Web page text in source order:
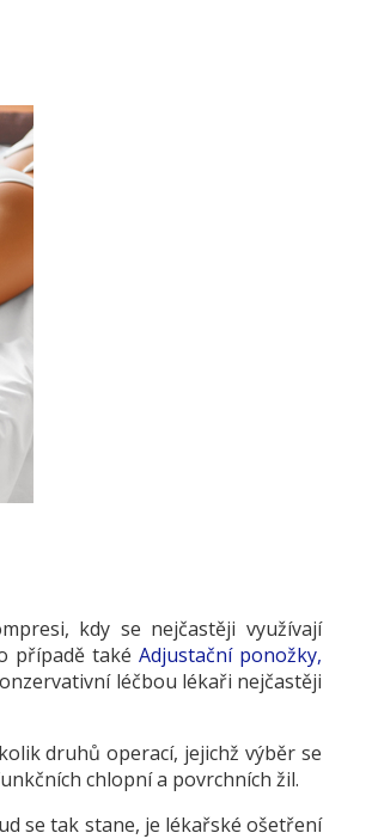
kdy se nejčastěji využívají
případě také Adjustační ponožky,
léčbou lékaři nejčastěji
druhů operací, jejichž výběr se
chlopní a povrchních žil.
se tak stane, je lékařské ošetření